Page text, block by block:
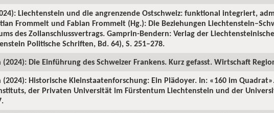
Liechtenstein und die angrenzende Ostschweiz: funktional integriert,
Frommelt und Fabian Frommelt (Hg.): Die Beziehungen
des Zollanschlussvertrags. Gamprin-Bendern: Verlag der
Politische Schriften, Bd. 64), S. 251–278.
(2024): Die Einführung des Schweizer Frankens. Kurz gefasst. Wirtschaft
(2024): Historische Kleinstaatenforschung: Ein Plädoyer. In: «160 im
der Privaten Universität im Fürstentum Liechtenstein und der